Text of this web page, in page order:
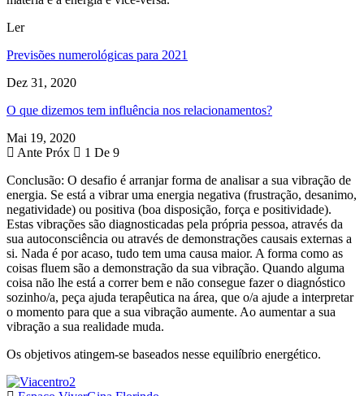
Ler
Previsões numerológicas para 2021
Dez 31, 2020
O que dizemos tem influência nos relacionamentos?
Mai 19, 2020
Ante Próx
1 De 9
Conclusão: O desafio é arranjar forma de analisar a sua vibração de
energia. Se está a vibrar uma energia negativa (frustração, desanimo,
negatividade) ou positiva (boa disposição, força e positividade).
Estas vibrações são diagnosticadas pela própria pessoa, através da
sua autoconsciência ou através de demonstrações causais externas a
si. Nada é por acaso, tudo tem uma causa maior. A forma como as
coisas fluem são a demonstração da sua vibração. Quando alguma
coisa não lhe está a correr bem e não consegue fazer o diagnóstico
sozinho/a, peça ajuda terapêutica na área, que o/a ajude a interpretar
o momento para que a sua vibração aumente. Ao aumentar a sua
vibração a sua realidade muda.
Os objetivos atingem-se baseados nesse equilíbrio energético.